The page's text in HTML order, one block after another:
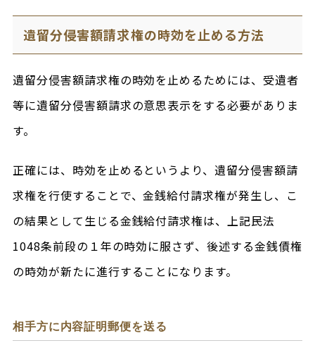
遺留分侵害額請求権の時効を止める方法
遺留分侵害額請求権の時効を止めるためには、受遺者
等に遺留分侵害額請求の意思表示をする必要がありま
す。
正確には、時効を止めるというより、遺留分侵害額請
求権を行使することで、金銭給付請求権が発生し、こ
の結果として生じる金銭給付請求権は、上記民法
1048条前段の１年の時効に服さず、後述する金銭債権
の時効が新たに進行することになります。
相手方に内容証明郵便を送る